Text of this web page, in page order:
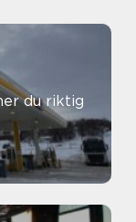
du riktig